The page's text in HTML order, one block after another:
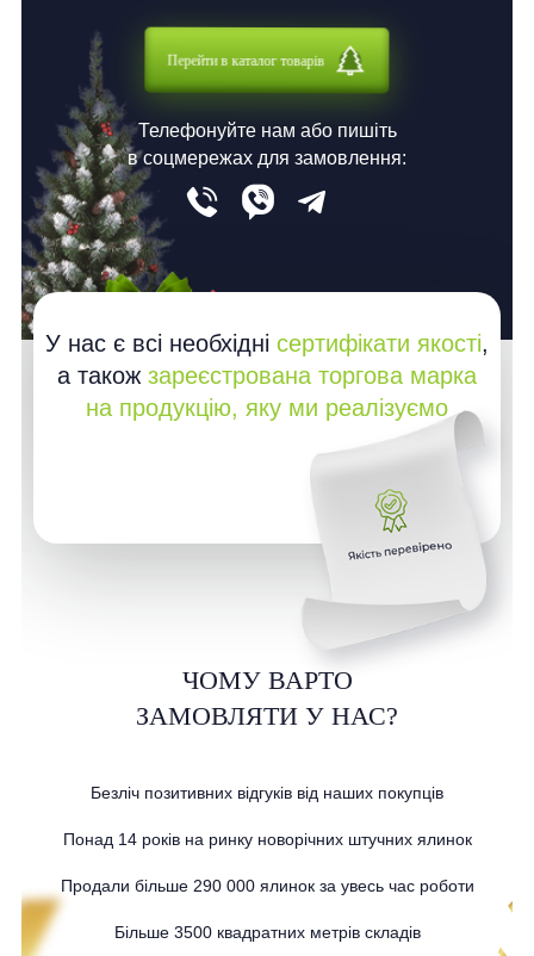
Перейти в каталог товарів
Телефонуйте нам або пишіть
в соцмережах для замовлення:
У нас є всі необхідні сертифікати якості,
а також зареєстрована торгова марка
на продукцію, яку ми реалізуємо
ЧОМУ ВАРТО
ЗАМОВЛЯТИ У НАС?
Безліч позитивних відгуків від наших покупців
Понад 14 років на ринку новорічних штучних ялинок
Продали більше 290 000 ялинок за увесь час роботи
Більше 3500 квадратних метрів складів